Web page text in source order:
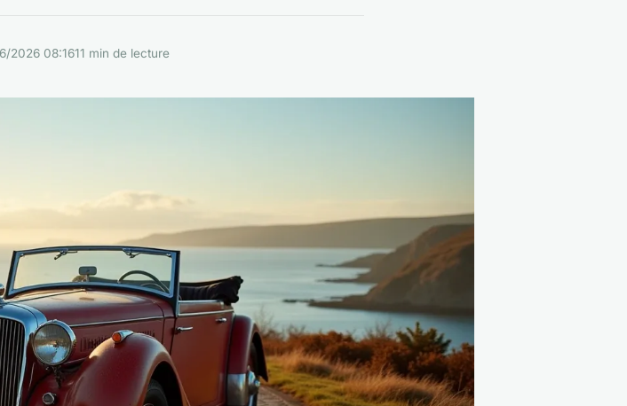
2026 08:1611 min de lecture